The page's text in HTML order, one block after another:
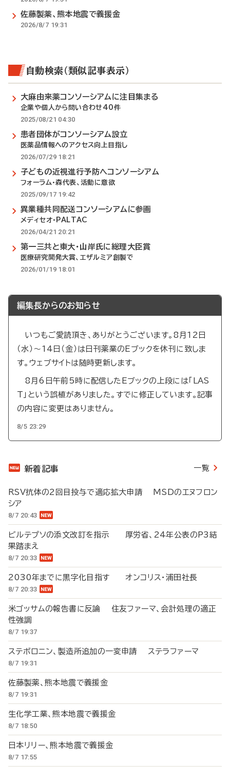
佐藤製薬、熊本地震で義援金
2026/8/7 19:31
自動検索（類似記事表示）
大麻由来薬コンソーシアムに注目集まる
企業や個人から問い合わせ40件
2025/08/21 04:30
患者団体がコンソーシアム設立
医薬品情報へのアクセス向上目指し
2026/07/29 18:21
子どもの近視進行予防へコンソーシアム
フォーラム・森代表、活動に意欲
2025/09/17 19:42
異業種共同配送コンソーシアムに参画
メディセオ・PALTAC
2026/04/21 20:21
第一三共と東大・山岸氏に総理大臣賞
医療研究開発大賞、エザルミア創製で
2026/01/19 18:01
編集長からのお知らせ
いつもご愛読頂き、ありがとうございます。8月12日
（水）～14日（金）は日刊薬業のEブックを休刊に致しま
す。ウェブサイトは随時更新します。
8月6日午前5時に配信したEブックの上段には「LAS
T」という誤植がありました。すでに修正しています。記事
の内容に変更はありません。
8/5 23:29
新着記事 一覧
RSV抗体の2回目投与で適応拡大申請 MSDのエヌフロン
シア
8/7 20:43
ビルテプソの添文改訂を指示 厚労省、24年公表のP3結
果踏まえ
8/7 20:33
2030年までに黒字化目指す オンコリス・浦田社長
8/7 20:33
米ゴッサムの報告書に反論 住友ファーマ、会計処理の適正
性強調
8/7 19:37
ステボロニン、製造所追加の一変申請 ステラファーマ
8/7 19:31
佐藤製薬、熊本地震で義援金
8/7 19:31
生化学工業、熊本地震で義援金
8/7 18:50
日本リリー、熊本地震で義援金
8/7 17:55